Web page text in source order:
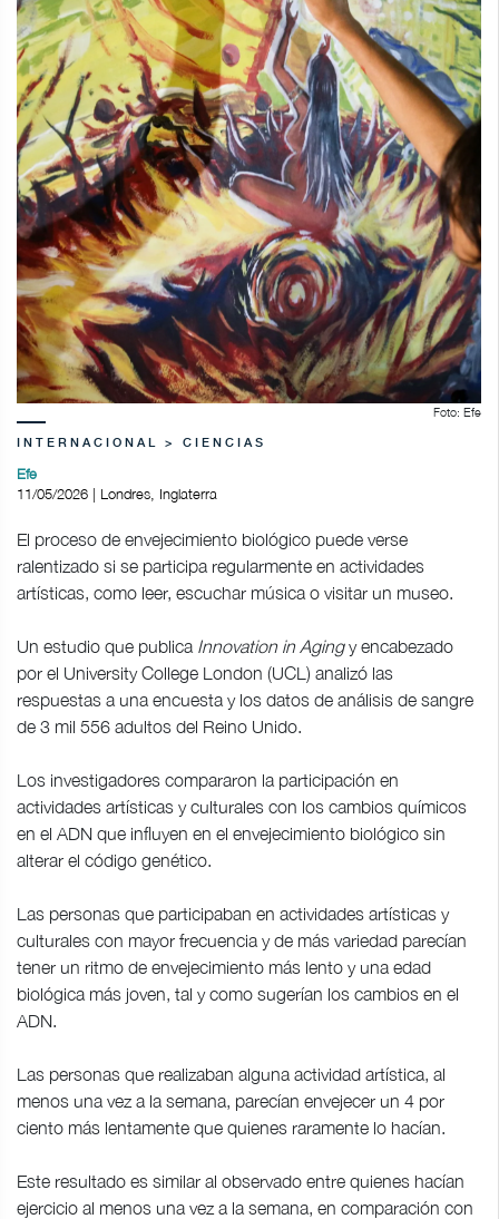
Foto: Efe
INTERNACIONAL > CIENCIAS
Efe
11/05/2026 | Londres, Inglaterra
El proceso de envejecimiento biológico puede verse
ralentizado si se participa regularmente en actividades
artísticas, como leer, escuchar música o visitar un museo.
Un estudio que publica Innovation in Agingy encabezado
por el University College London (UCL) analizó las
respuestas a una encuesta y los datos de análisis de sangre
de 3 mil 556 adultos del Reino Unido.
Los investigadores compararon la participación en
actividades artísticas y culturales con los cambios químicos
en el ADN que influyen en el envejecimiento biológico sin
alterar el código genético.
Las personas que participaban en actividades artísticas y
culturales con mayor frecuencia y de más variedad parecían
tener un ritmo de envejecimiento más lento y una edad
biológica más joven, tal y como sugerían los cambios en el
ADN.
Las personas que realizaban alguna actividad artística, al
menos una vez a la semana, parecían envejecer un 4 por
ciento más lentamente que quienes raramente lo hacían.
Este resultado es similar al observado entre quienes hacían
ejercicio al menos una vez a la semana, en comparación con